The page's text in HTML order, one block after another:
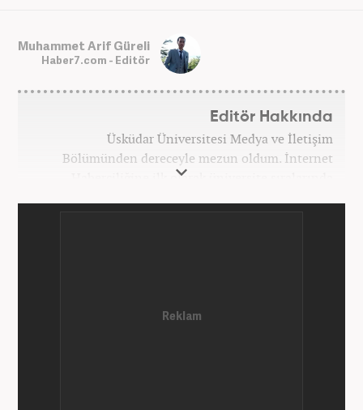
Muhammet Arif Güreli
Haber7.com - Editör
Editör Hakkında
Üsküdar Üniversitesi Medya ve İletişim
Bölümünden dereceyle mezun oldum. İnternet
Haberciliğine ilk olarak üniversite sıralarında
grafik ve video hazırladım. Kariyerime Haber7'de